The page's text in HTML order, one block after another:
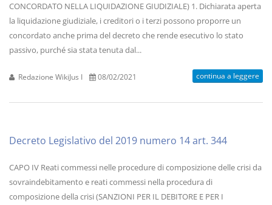
CONCORDATO NELLA LIQUIDAZIONE GIUDIZIALE) 1. Dichiarata aperta
la liquidazione giudiziale, i creditori o i terzi possono proporre un
concordato anche prima del decreto che rende esecutivo lo stato
passivo, purché sia stata tenuta dal...
Redazione WikiJus I 08/02/2021 continua a leggere
Decreto Legislativo del 2019 numero 14 art. 344
CAPO IV Reati commessi nelle procedure di composizione delle crisi da
sovraindebitamento e reati commessi nella procedura di
composizione della crisi (SANZIONI PER IL DEBITORE E PER I